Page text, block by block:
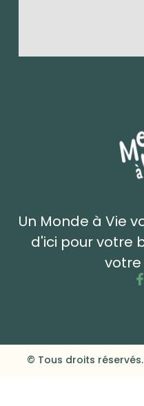
Un Monde à Vie
d'ici pour votre
votre
© Tous droits